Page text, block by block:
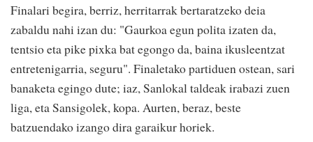
Finalari begira, berriz, herritarrak bertaratzeko deia
zabaldu nahi izan du: "Gaurkoa egun polita izaten da,
tentsio eta pike pixka bat egongo da, baina ikusleentzat
entretenigarria, seguru". Finaletako partiduen ostean, sari
banaketa egingo dute; iaz, Sanlokal taldeak irabazi zuen
liga, eta Sansigolek, kopa. Aurten, beraz, beste
batzuendako izango dira garaikur horiek.